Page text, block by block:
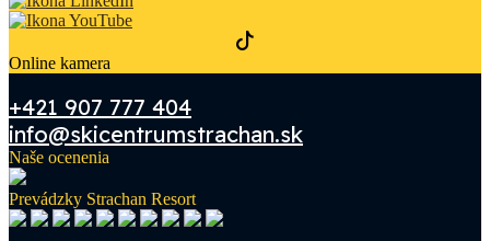
Online kamera
+421 907 777 404
info@skicentrumstrachan.sk
Naše ocenenia
Prevádzky Strachan Resort